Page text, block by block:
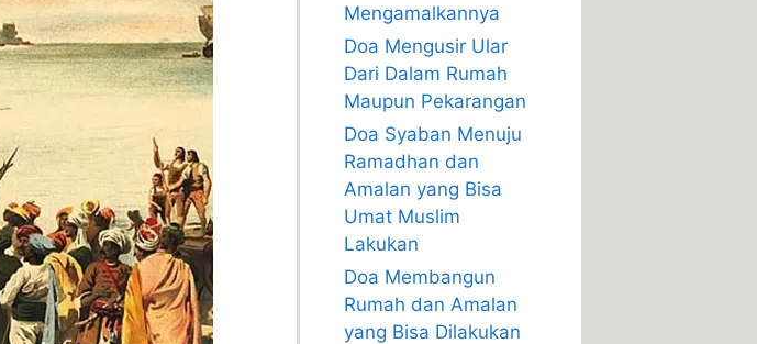
Mengamalkannya
Doa Mengusir Ular
Dari Dalam Rumah
Maupun Pekarangan
Doa Syaban Menuju
Ramadhan dan
Amalan yang Bisa
Umat Muslim
Lakukan
Doa Membangun
Rumah dan Amalan
yang Bisa Dilakukan